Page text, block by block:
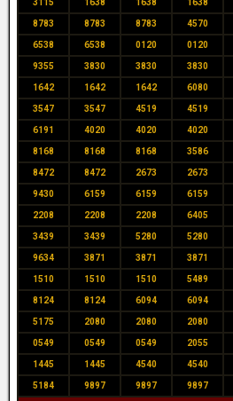
3115 1638 1638 1638
8783 8783 8783 4570
6538 6538 0120 0120
9355 3830 3830 3830
1642 1642 1642 6080
3547 3547 4519 4519
6191 4020 4020 4020
8168 8168 8168 3586
8472 8472 2673 2673
9430 6159 6159 6159
2208 2208 2208 6405
3439 3439 5280 5280
9634 3871 3871 3871
1510 1510 1510 5489
8124 8124 6094 6094
5175 2080 2080 2080
0549 0549 0549 2055
1445 1445 4540 4540
5184 9897 9897 9897